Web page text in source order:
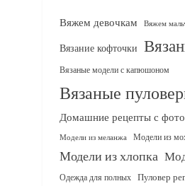
Вяжем девочкам Вяжем
Вязание кофточки
Вязаные модели с капюшоном
Вязаные
Домашние рецепты с фото
Модели из меланжа Модели из
Модели из хлопка
Одежда для полных Пуловер